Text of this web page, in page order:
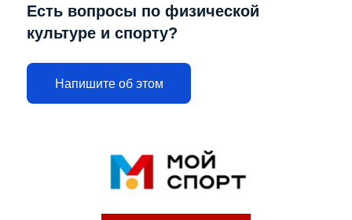
Есть вопросы по физической
культуре и спорту?
Напишите об этом